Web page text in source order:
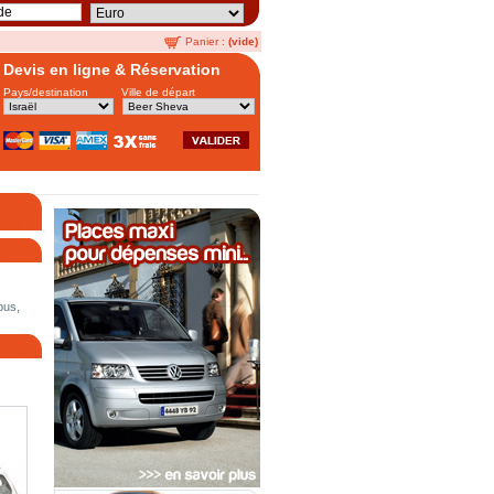
Panier : (vide)
Devis en ligne & Réservation
Pays/destination Ville de départ